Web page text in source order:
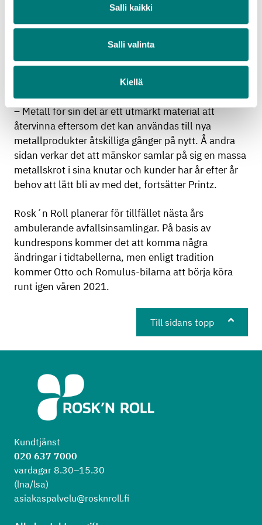
Salli kaikki
Salli valinta
Kiellä
– I första hand är det viktigt att få bort allt farligt
avfall från hem och gårdar, eftersom redan en liten
med fara då det kommer i kontakt med miljön eller
mänskor, påminner Printz.
– Metall för sin del är ett utmärkt material att
återvinna eftersom det kan användas till nya
metallprodukter åtskilliga gånger på nytt. Å andra
sidan verkar det att mänskor samlar på sig en massa
metallskrot i sina knutar och kunder har år efter år
behov att lätt bli av med det, fortsätter Printz.
Rosk´n Roll planerar för tillfället nästa års
ambulerande avfallsinsamlingar. På basis av
kundrespons kommer det att komma några
ändringar i tidtabellerna, men enligt tradition
kommer Otto och Romulus-bilarna att börja köra
runt igen våren 2021.
Till sidans topp
Kundtjänst
020 637 7000
vardagar 8.30–15.30
(lna/lsa)
asiakaspalvelu@rosknroll.fi